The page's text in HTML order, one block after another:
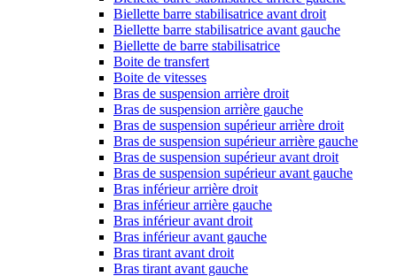
Biellette barre stabilisatrice avant droit
Biellette barre stabilisatrice avant gauche
Biellette de barre stabilisatrice
Boite de transfert
Boite de vitesses
Bras de suspension arrière droit
Bras de suspension arrière gauche
Bras de suspension supérieur arrière droit
Bras de suspension supérieur arrière gauche
Bras de suspension supérieur avant droit
Bras de suspension supérieur avant gauche
Bras inférieur arrière droit
Bras inférieur arrière gauche
Bras inférieur avant droit
Bras inférieur avant gauche
Bras tirant avant droit
Bras tirant avant gauche